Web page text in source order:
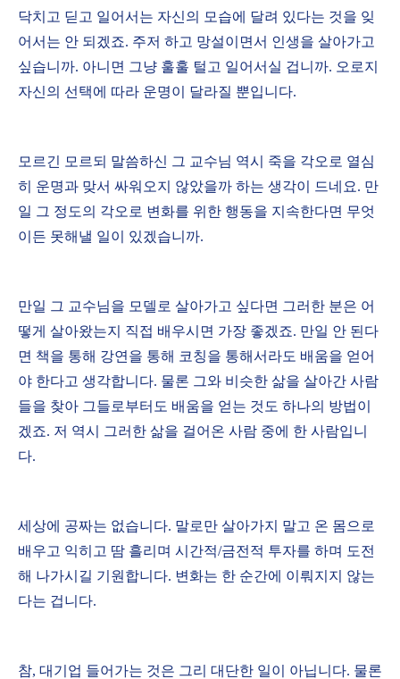
닥치고 딛고 일어서는 자신의 모습에 달려 있다는 것을 잊
어서는 안 되겠죠. 주저 하고 망설이면서 인생을 살아가고
싶습니까. 아니면 그냥 훌훌 털고 일어서실 겁니까. 오로지
자신의 선택에 따라 운명이 달라질 뿐입니다.
모르긴 모르되 말씀하신 그 교수님 역시 죽을 각오로 열심
히 운명과 맞서 싸워오지 않았을까 하는 생각이 드네요. 만
일 그 정도의 각오로 변화를 위한 행동을 지속한다면 무엇
이든 못해낼 일이 있겠습니까.
만일 그 교수님을 모델로 살아가고 싶다면 그러한 분은 어
떻게 살아왔는지 직접 배우시면 가장 좋겠죠. 만일 안 된다
면 책을 통해 강연을 통해 코칭을 통해서라도 배움을 얻어
야 한다고 생각합니다. 물론 그와 비슷한 삶을 살아간 사람
들을 찾아 그들로부터도 배움을 얻는 것도 하나의 방법이
겠죠. 저 역시 그러한 삶을 걸어온 사람 중에 한 사람입니
다.
세상에 공짜는 없습니다. 말로만 살아가지 말고 온 몸으로
배우고 익히고 땀 흘리며 시간적/금전적 투자를 하며 도전
해 나가시길 기원합니다. 변화는 한 순간에 이뤄지지 않는
다는 겁니다.
참, 대기업 들어가는 것은 그리 대단한 일이 아닙니다. 물론